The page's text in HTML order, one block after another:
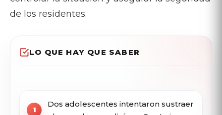
de los residentes.
LO QUE HAY QUE SABER
Dos adolescentes intentaron sustraer